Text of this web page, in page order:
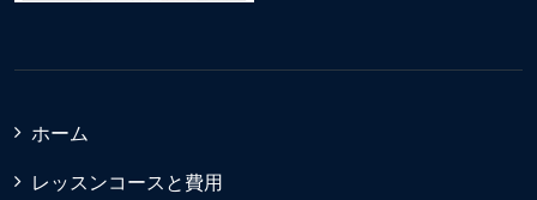
ホーム
レッスンコースと費用